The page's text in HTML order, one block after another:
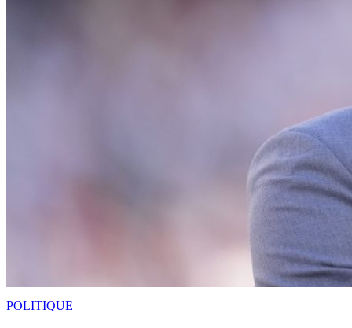
POLITIQUE